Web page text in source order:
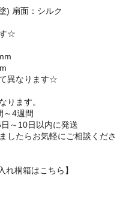
) 扇面：シルク
☆
異なります☆
ります。
～4週間
～10日以内に発送
したらお気軽にご相談くださ
れ桐箱はこちら】